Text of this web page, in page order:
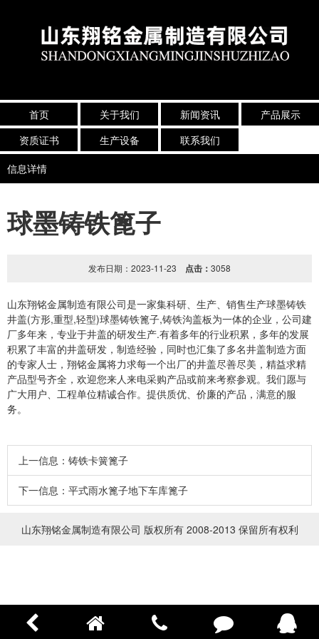
首页 关于我们 新闻资讯
产品展示
资质证书
生产设备
联系我们
信息详情
球墨铸铁篦子
发布日期：2023-11-23 点击： 3058
山东翔铭金属制造有限公司是一家集科研、生产、销售生产球墨铸铁
井盖(方形,重型,轻型)球墨铸铁篦子,铸铁沟盖板为一体的企业，公司建
厂多年来，专业于井盖的研发生产.有着多年的行业积累，多年的发展
积累了丰富的井盖研发，制造经验，同时也汇集了多名井盖制造方面
的专家人士，翔铭金属将力求每一个出厂的井盖尽善尽美，精益求精
产品型号齐全，欢迎您来人来电采购产品或前来考察参观。我们愿与
广大用户、工程单位精诚合作。提供质优、价廉的产品，满意的服
务。
上一信息： 铸铁卡簧篦子
下一信息： 平式雨水篦子地下车库篦子
山东翔铭金属制造有限公司 版权所有 2008-2013 保留所有权利